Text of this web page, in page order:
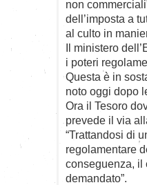
non
dell’imposta a
al culto in
Il ministero
i poteri
Questa è in
noto oggi dopo
Ora il Tesoro
prevede il via
“Trattandosi di
regolamentare
conseguenza, il
demandato”.